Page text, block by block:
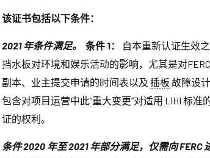
该证书包括以下条件：
2021 年条件满足。 条件 1：
自本重新认证生效
挡水板对环境和娱乐活动的影响，尤其是对
副本、业主提交申请的时间表以及 插板 故障设
包含对项目运营中此“重大变更”对适用 LIHI 标
证的权利。
条件 2020 年至 2021 年部分满足，仅需向 FERC